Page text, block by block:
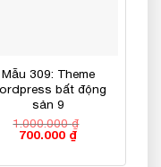
Mẫu 309: Theme
bất động
sản 9
1.000.000₫
Giá
700.000 ₫Giá